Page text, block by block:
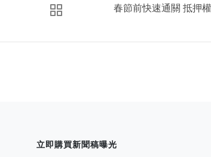
春節前快速通關 抵押
立即購買新聞稿曝光